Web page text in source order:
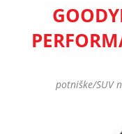
potniške/SUV